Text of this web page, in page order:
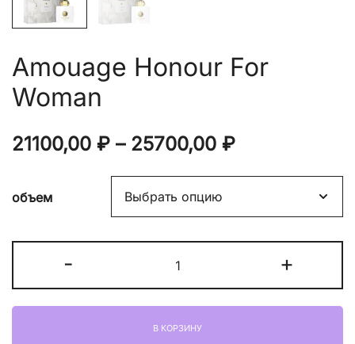
Amouage Honour For
Woman
21100,00 ₽ – 25700,00 ₽Диапазон
цен:
21100,00 ₽
–
25700,00 ₽
объем
-
товара
Amouage
For
+
В КОРЗИНУ